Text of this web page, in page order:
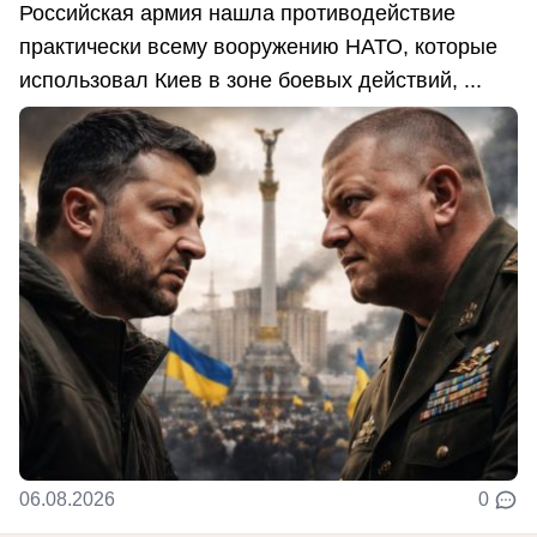
Российская армия нашла противодействие
практически всему вооружению НАТО, которые
использовал Киев в зоне боевых действий, ...
06.08.2026 0